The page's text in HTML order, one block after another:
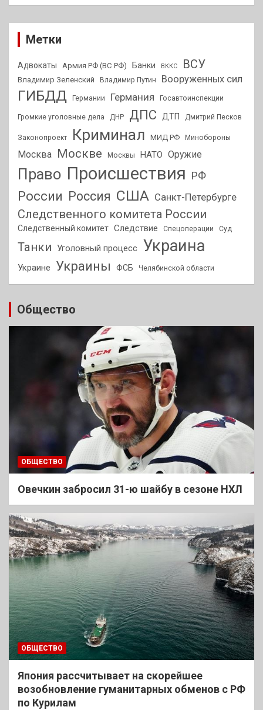
Метки
Адвокаты Армия РФ (ВС РФ) Банки ВККС ВСУ
Владимир Зеленский Владимир Путин Вооруженных сил
ГИБДД Германии Германия Госавтоинспекции
Громкие уголовные дела ДНР ДПС ДТП Дмитрий Песков
Законопроект Криминал МИД РФ Минобороны
Москва Москве Москвы НАТО Оружие
Право Происшествия РФ
России Россия США Санкт-Петербурге
Следственного комитета России
Следственный комитет Следствие Спецоперации Суд
Танки Уголовный процесс Украина
Украине Украины ФСБ Челябинской области
Общество
ОБЩЕСТВО
Овечкин забросил 31-ю шайбу в сезоне НХЛ
ОБЩЕСТВО
Япония рассчитывает на скорейшее
возобновление гуманитарных обменов с РФ
по Курилам